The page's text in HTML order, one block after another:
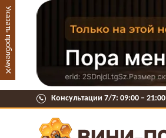
Консультации 7/7: 09:00 ‒ 21:00
Указать проблему
×